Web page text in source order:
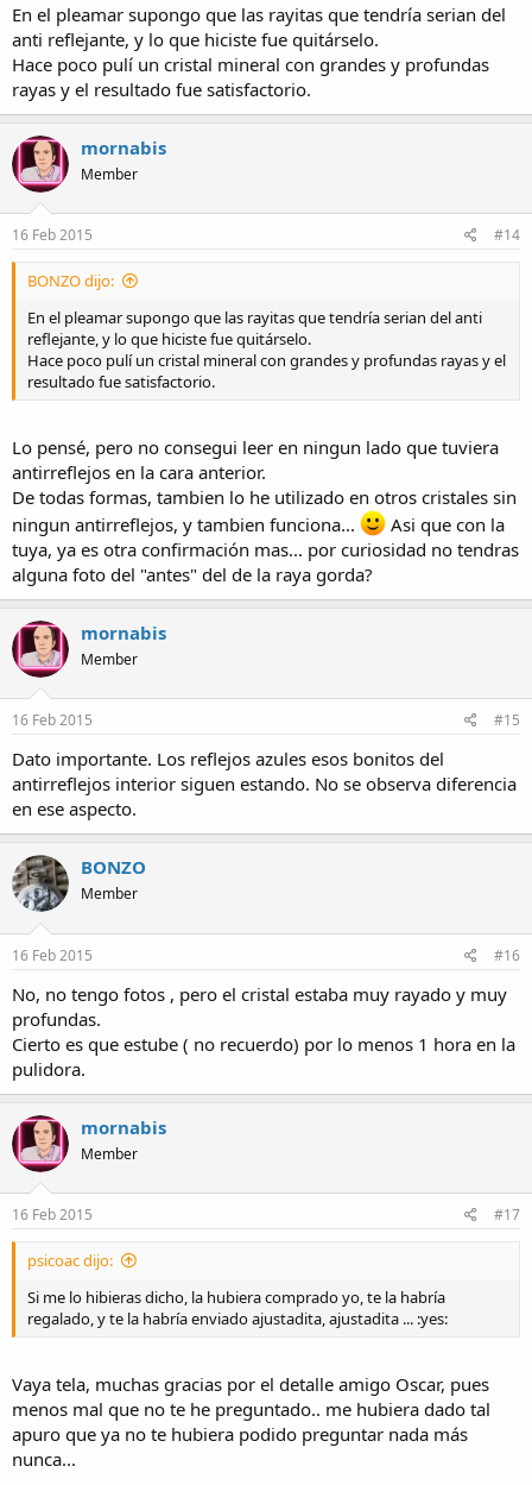
En el pleamar supongo que las rayitas que tendría serian del
anti reflejante, y lo que hiciste fue quitárselo.
Hace poco pulí un cristal mineral con grandes y profundas
rayas y el resultado fue satisfactorio.
mornabis
Member
16 Feb 2015 #14
BONZO dijo:
En el pleamar supongo que las rayitas que tendría serian del anti
reflejante, y lo que hiciste fue quitárselo.
Hace poco pulí un cristal mineral con grandes y profundas rayas y el
resultado fue satisfactorio.
Lo pensé, pero no consegui leer en ningun lado que tuviera
antirreflejos en la cara anterior.
De todas formas, tambien lo he utilizado en otros cristales sin
ningun antirreflejos, y tambien funciona...
Asi que con la
tuya, ya es otra confirmación mas... por curiosidad no tendras
alguna foto del "antes" del de la raya gorda?
mornabis
Member
16 Feb 2015 #15
Dato importante. Los reflejos azules esos bonitos del
antirreflejos interior siguen estando. No se observa diferencia
en ese aspecto.
BONZO
Member
16 Feb 2015 #16
No, no tengo fotos , pero el cristal estaba muy rayado y muy
profundas.
Cierto es que estube ( no recuerdo) por lo menos 1 hora en la
pulidora.
mornabis
Member
16 Feb 2015 #17
psicoac dijo:
Si me lo hibieras dicho, la hubiera comprado yo, te la habría
regalado, y te la habría enviado ajustadita, ajustadita ... :yes:
Vaya tela, muchas gracias por el detalle amigo Oscar, pues
menos mal que no te he preguntado.. me hubiera dado tal
apuro que ya no te hubiera podido preguntar nada más
nunca...